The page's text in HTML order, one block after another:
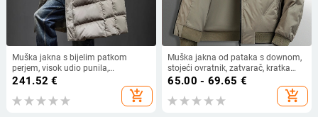
Muška jakna s bijelim patkom
perjem, visok udio punila,
pahuljasta, srednje duga, slobodan
241.52 €
add_shopping_cart
Muška jakna od pataka s downom,
stojeći ovratnik, zatvarač, kratka
dužina, pogodna za temperature od
65.00 - 69.65 €
add_shopping_cart